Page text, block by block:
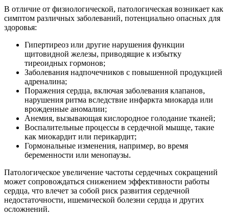
В отличие от физиологической, патологическая возникает как
симптом различных заболеваний, потенциально опасных для
здоровья:
Гипертиреоз или другие нарушения функции
щитовидной железы, приводящие к избытку
тиреоидных гормонов;
Заболевания надпочечников с повышенной продукцией
адреналина;
Поражения сердца, включая заболевания клапанов,
нарушения ритма вследствие инфаркта миокарда или
врожденные аномалии;
Анемия, вызывающая кислородное голодание тканей;
Воспалительные процессы в сердечной мышце, такие
как миокардит или перикардит;
Гормональные изменения, например, во время
беременности или менопаузы.
Патологическое увеличение частоты сердечных сокращений
может сопровождаться снижением эффективности работы
сердца, что влечет за собой риск развития сердечной
недостаточности, ишемической болезни сердца и других
осложнений.